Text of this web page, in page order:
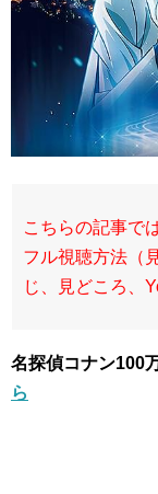
こちらの記事で
フル視聴方法（
じ、見どころ、
名探偵コナン100
ら